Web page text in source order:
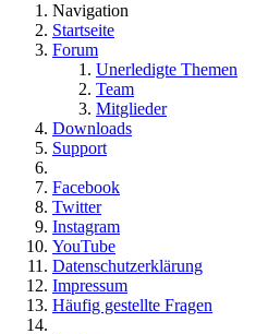
Navigation
Startseite
Forum
Unerledigte Themen
Team
Mitglieder
Downloads
Support
Facebook
Twitter
Instagram
YouTube
Datenschutzerklärung
Impressum
Häufig gestellte Fragen